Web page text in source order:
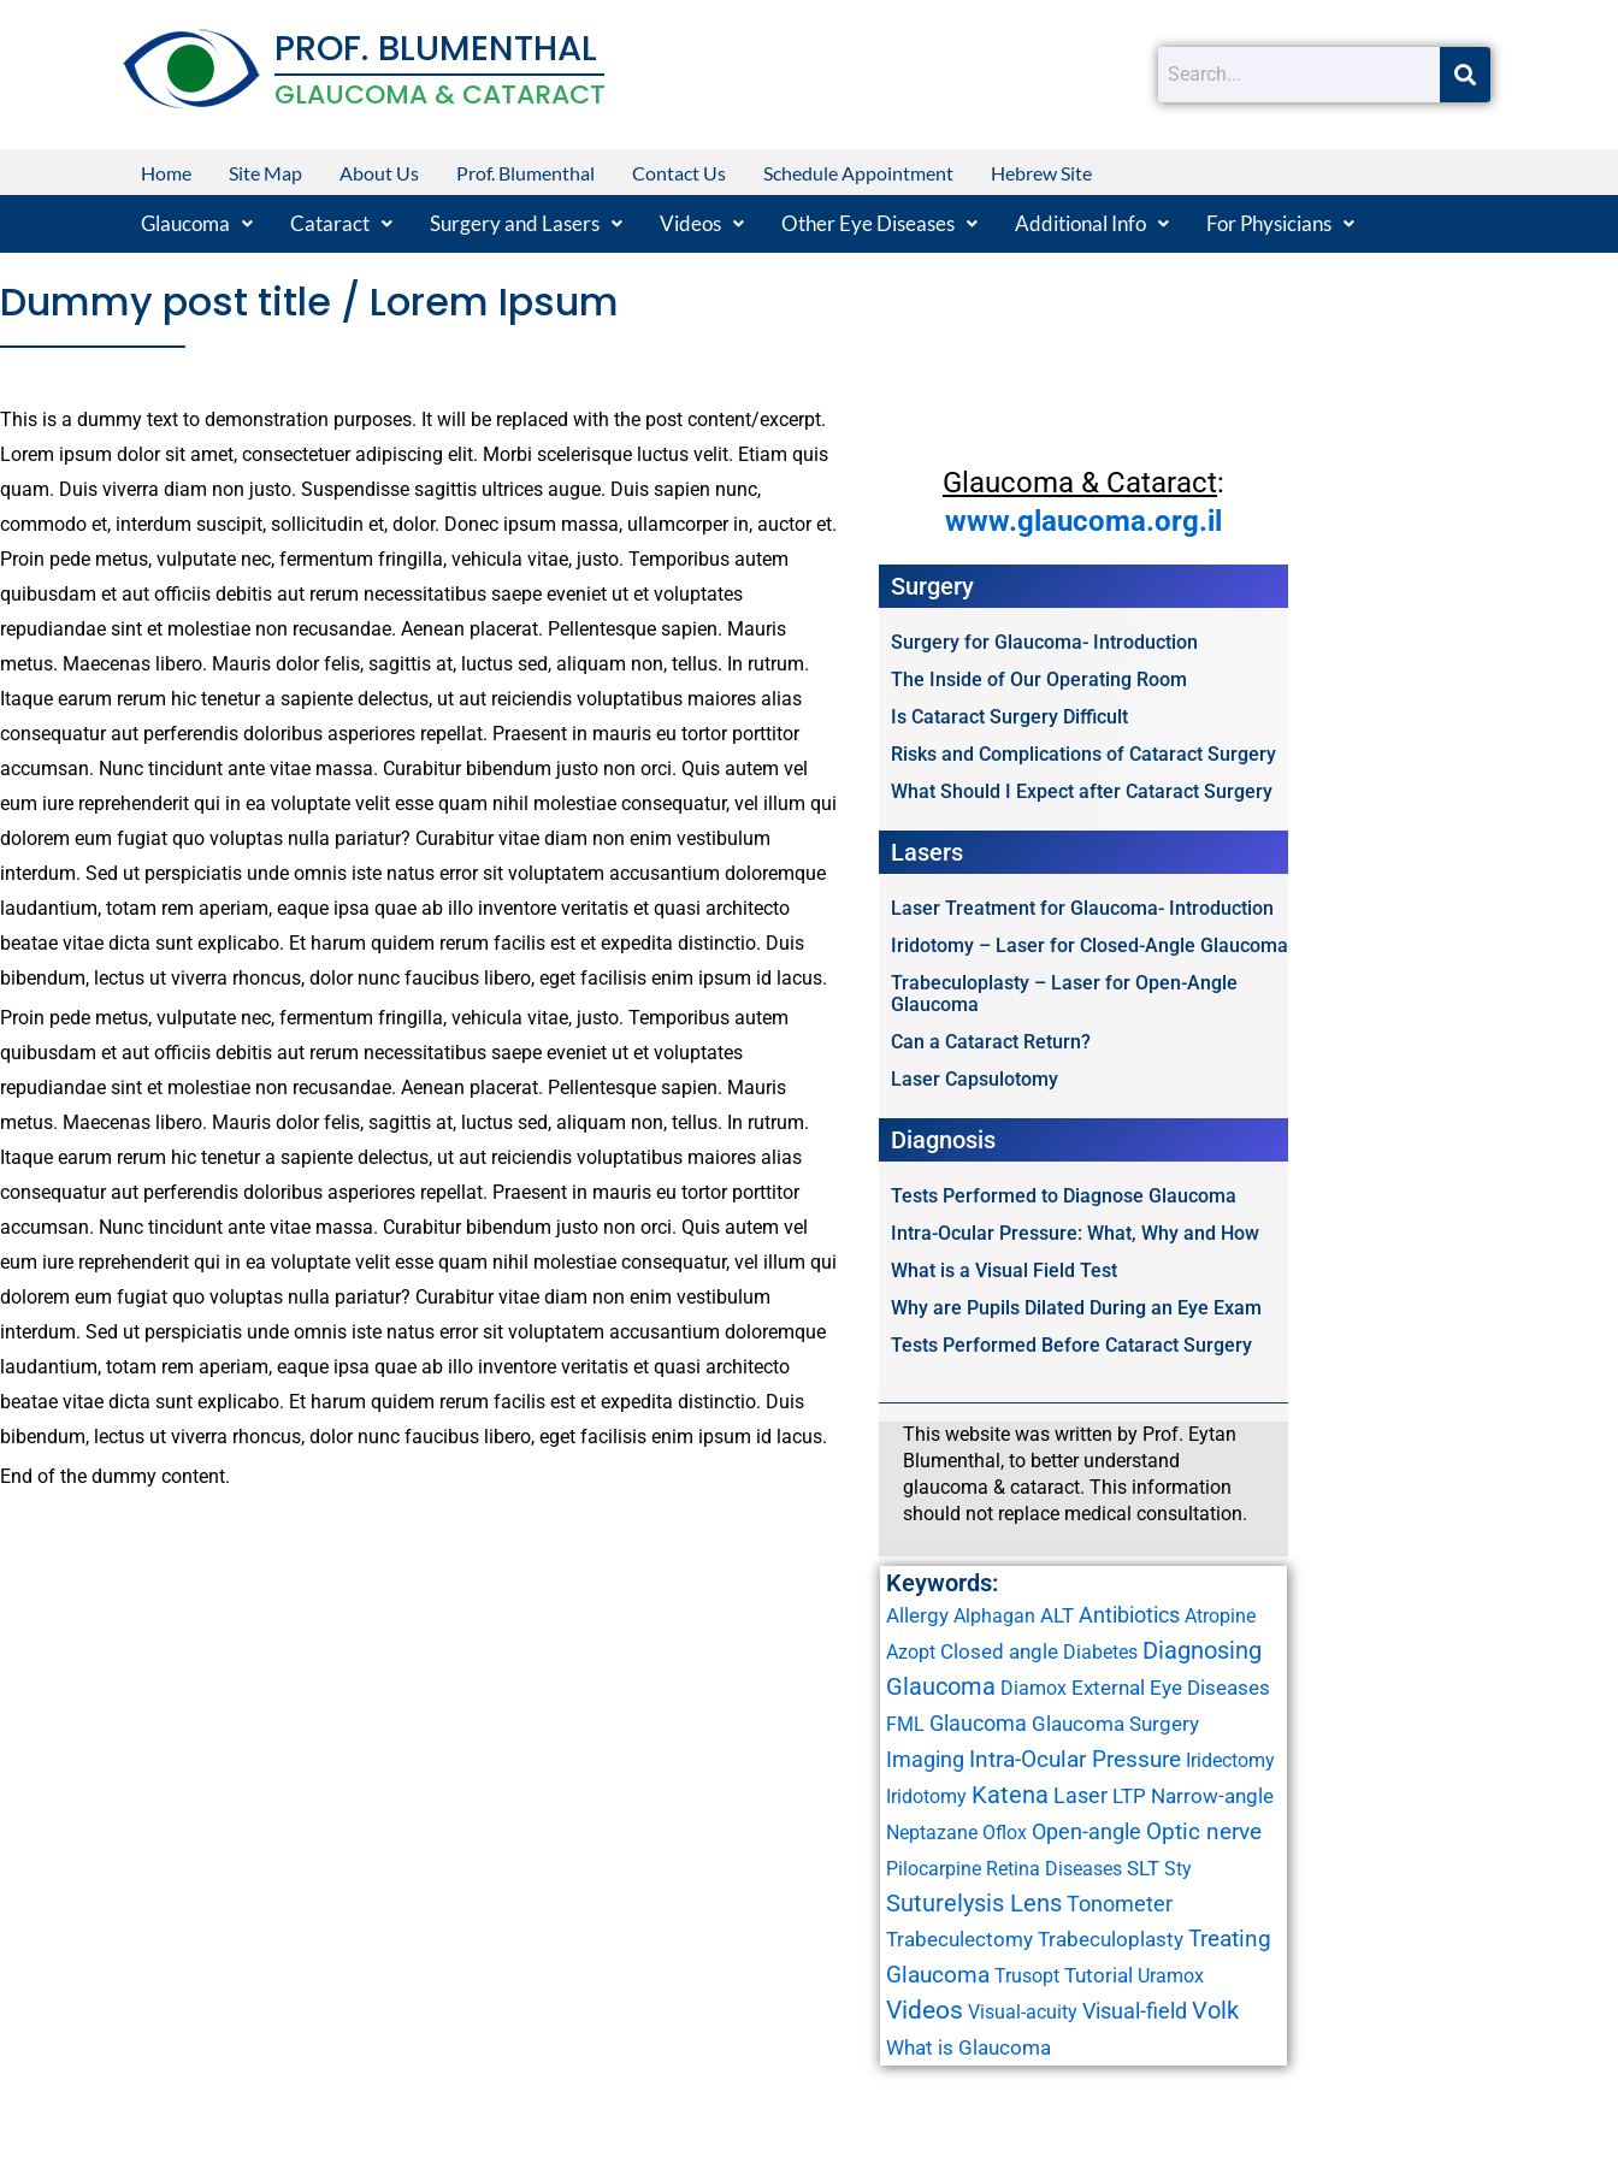
PROF. BLUMENTHAL
GLAUCOMA & CATARACT
Home Site Map About Us Prof. Blumenthal Contact Us Schedule Appointment Hebrew Site
Glaucoma Cataract Surgery and Lasers Videos Other Eye Diseases Additional Info For Physicians
Dummy post title / Lorem Ipsum
This is a dummy text to demonstration purposes. It will be replaced with the post content/excerpt.
Lorem ipsum dolor sit amet, consectetuer adipiscing elit. Morbi scelerisque luctus velit. Etiam quis
quam. Duis viverra diam non justo. Suspendisse sagittis ultrices augue. Duis sapien nunc,
commodo et, interdum suscipit, sollicitudin et, dolor. Donec ipsum massa, ullamcorper in, auctor et.
Proin pede metus, vulputate nec, fermentum fringilla, vehicula vitae, justo. Temporibus autem
quibusdam et aut officiis debitis aut rerum necessitatibus saepe eveniet ut et voluptates
repudiandae sint et molestiae non recusandae. Aenean placerat. Pellentesque sapien. Mauris
metus. Maecenas libero. Mauris dolor felis, sagittis at, luctus sed, aliquam non, tellus. In rutrum.
Itaque earum rerum hic tenetur a sapiente delectus, ut aut reiciendis voluptatibus maiores alias
consequatur aut perferendis doloribus asperiores repellat. Praesent in mauris eu tortor porttitor
accumsan. Nunc tincidunt ante vitae massa. Curabitur bibendum justo non orci. Quis autem vel
eum iure reprehenderit qui in ea voluptate velit esse quam nihil molestiae consequatur, vel illum qui
dolorem eum fugiat quo voluptas nulla pariatur? Curabitur vitae diam non enim vestibulum
interdum. Sed ut perspiciatis unde omnis iste natus error sit voluptatem accusantium doloremque
laudantium, totam rem aperiam, eaque ipsa quae ab illo inventore veritatis et quasi architecto
beatae vitae dicta sunt explicabo. Et harum quidem rerum facilis est et expedita distinctio. Duis
bibendum, lectus ut viverra rhoncus, dolor nunc faucibus libero, eget facilisis enim ipsum id lacus.
Proin pede metus, vulputate nec, fermentum fringilla, vehicula vitae, justo. Temporibus autem
quibusdam et aut officiis debitis aut rerum necessitatibus saepe eveniet ut et voluptates
repudiandae sint et molestiae non recusandae. Aenean placerat. Pellentesque sapien. Mauris
metus. Maecenas libero. Mauris dolor felis, sagittis at, luctus sed, aliquam non, tellus. In rutrum.
Itaque earum rerum hic tenetur a sapiente delectus, ut aut reiciendis voluptatibus maiores alias
consequatur aut perferendis doloribus asperiores repellat. Praesent in mauris eu tortor porttitor
accumsan. Nunc tincidunt ante vitae massa. Curabitur bibendum justo non orci. Quis autem vel
eum iure reprehenderit qui in ea voluptate velit esse quam nihil molestiae consequatur, vel illum qui
dolorem eum fugiat quo voluptas nulla pariatur? Curabitur vitae diam non enim vestibulum
interdum. Sed ut perspiciatis unde omnis iste natus error sit voluptatem accusantium doloremque
laudantium, totam rem aperiam, eaque ipsa quae ab illo inventore veritatis et quasi architecto
beatae vitae dicta sunt explicabo. Et harum quidem rerum facilis est et expedita distinctio. Duis
bibendum, lectus ut viverra rhoncus, dolor nunc faucibus libero, eget facilisis enim ipsum id lacus.
End of the dummy content.
Glaucoma & Cataract:
www.glaucoma.org.il
Surgery
Surgery for Glaucoma- Introduction
The Inside of Our Operating Room
Is Cataract Surgery Difficult
Risks and Complications of Cataract Surgery
What Should I Expect after Cataract Surgery
Lasers
Laser Treatment for Glaucoma- Introduction
Iridotomy – Laser for Closed-Angle Glaucoma
Trabeculoplasty – Laser for Open-Angle
Glaucoma
Can a Cataract Return?
Laser Capsulotomy
Diagnosis
Tests Performed to Diagnose Glaucoma
Intra-Ocular Pressure: What, Why and How
What is a Visual Field Test
Why are Pupils Dilated During an Eye Exam
Tests Performed Before Cataract Surgery
This website was written by Prof. Eytan
Blumenthal, to better understand
glaucoma & cataract. This information
should not replace medical consultation.
Keywords:
Allergy Alphagan ALT Antibiotics Atropine
Azopt Closed angle Diabetes Diagnosing
Glaucoma Diamox External Eye Diseases
FML Glaucoma Glaucoma Surgery
Imaging Intra-Ocular Pressure Iridectomy
Iridotomy Katena Laser LTP Narrow-angle
Neptazane Oflox Open-angle Optic nerve
Pilocarpine Retina Diseases SLT Sty
Suturelysis LensTonometer
Trabeculectomy Trabeculoplasty Treating
Glaucoma Trusopt Tutorial Uramox
Videos Visual-acuity Visual-field Volk
What is Glaucoma